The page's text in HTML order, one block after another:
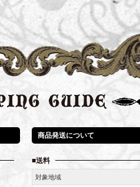
商品発送について
送料
対象地域